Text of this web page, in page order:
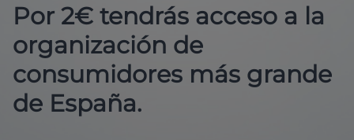
Por 2€ tendrás acceso a la
organización de
consumidores más grande
de España.